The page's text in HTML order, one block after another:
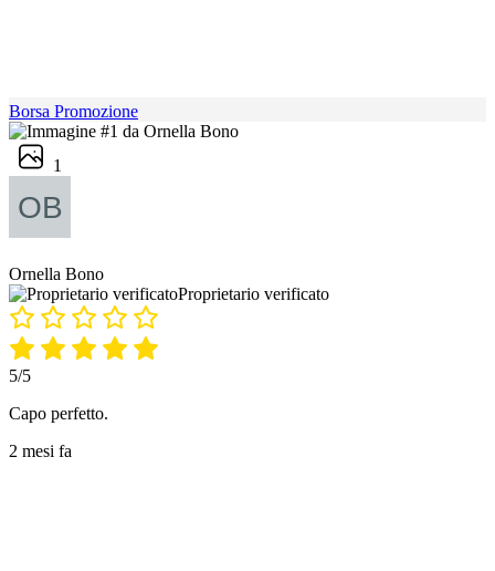
Borsa Promozione
1
Ornella Bono
Proprietario verificato
5/5
Capo perfetto.
2 mesi fa